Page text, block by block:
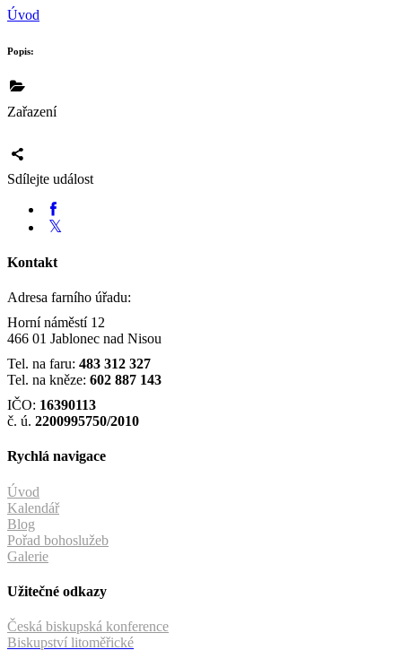
Úvod
Popis:
Zařazení
Sdílejte událost
Kontakt
Adresa farního úřadu:
Horní náměstí 12
466 01 Jablonec nad Nisou
Tel. na faru: 483 312 327
Tel. na kněze: 602 887 143
IČO: 16390113
č. ú. 2200995750/2010
Rychlá navigace
Úvod
Kalendář
Blog
Pořad bohoslužeb
Galerie
Užitečné odkazy
Česká biskupská konference
Biskupství litoměřické